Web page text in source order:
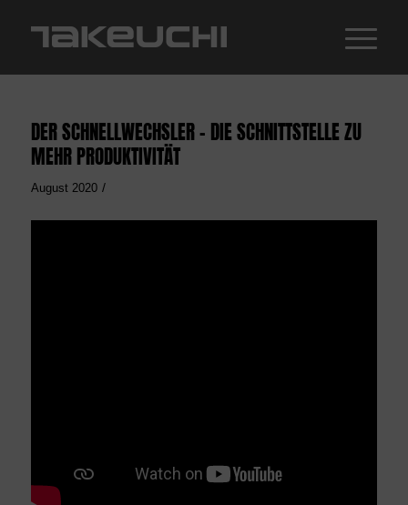
DER SCHNELLWECHSLER – DIE SCHNITTSTELLE ZU
MEHR PRODUKTIVITÄT
August 2020 /